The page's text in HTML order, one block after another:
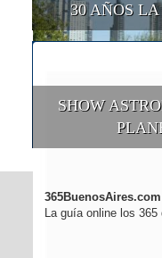
30 AÑOS LA
SHOW
365BuenosAires.com
La guía online los